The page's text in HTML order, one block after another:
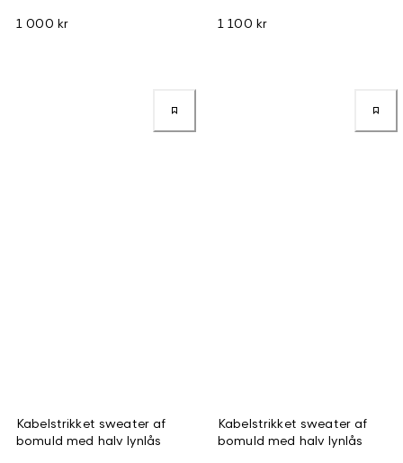
1 000 kr 1 100 kr
Kabelstrikket sweater af
bomuld med halv lynlås
Kabelstrikket sweater af
bomuld med halv lynlås